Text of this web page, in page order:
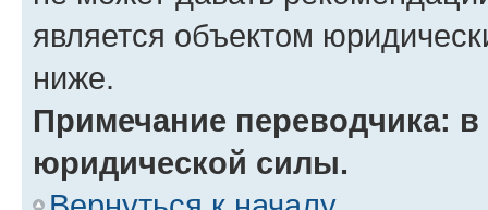
является объектом
ниже.
Примечание переводчика:
юридической силы.